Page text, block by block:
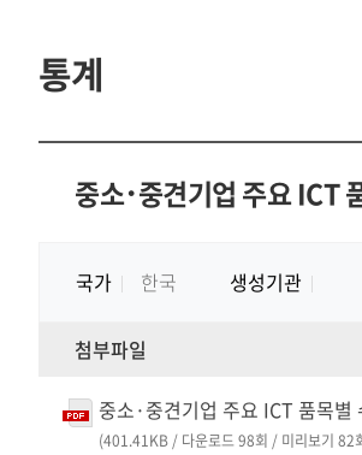
통계
중소･중견기업 주요 ICT
국가 한국 생성기관
첨부파일
중소·중견기업 주요 ICT 품목
(401.41KB / 다운로드 98회 / 미리보기 82